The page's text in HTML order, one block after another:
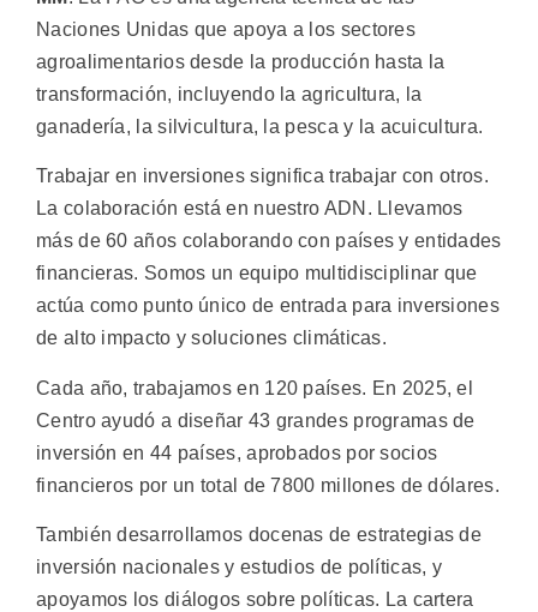
Naciones Unidas que apoya a los sectores
agroalimentarios desde la producción hasta la
transformación, incluyendo la agricultura, la
ganadería, la silvicultura, la pesca y la acuicultura.
Trabajar en inversiones significa trabajar con otros.
La colaboración está en nuestro ADN. Llevamos
más de 60 años colaborando con países y entidades
financieras. Somos un equipo multidisciplinar que
actúa como punto único de entrada para inversiones
de alto impacto y soluciones climáticas.
Cada año, trabajamos en 120 países. En 2025, el
Centro ayudó a diseñar 43 grandes programas de
inversión en 44 países, aprobados por socios
financieros por un total de 7800 millones de dólares.
También desarrollamos docenas de estrategias de
inversión nacionales y estudios de políticas, y
apoyamos los diálogos sobre políticas. La cartera